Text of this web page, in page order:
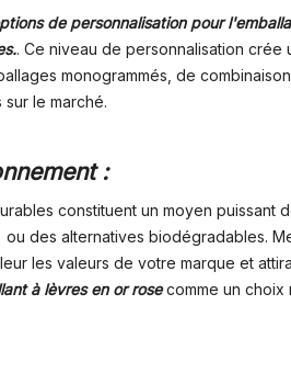
de personnalisation pour
. Ce niveau de personnalisation
monogrammés, de
le marché.
:
constituent un moyen
des alternatives biodégradables.
les valeurs de votre marque et
à lèvres en or rosecomme un choix